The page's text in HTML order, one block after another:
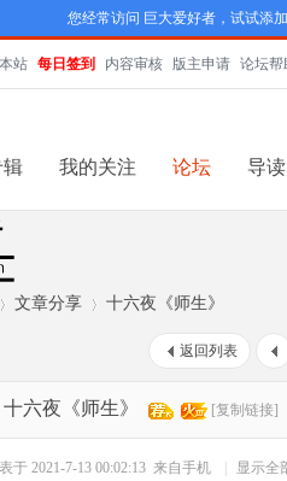
您经常访问 巨大爱好者，试试添
站 每日签到 内容审核 版主申请 论坛帮
辑 我的关注 论坛 导读
文章分享
›
十六夜《师生》
返回列表
十六夜《师生》 [复制链接]
于 2021-7-13 00:02:13 来自手机 显示全